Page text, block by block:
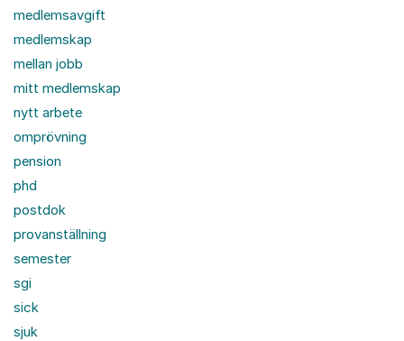
medlemsavgift
medlemskap
mellan jobb
mitt medlemskap
nytt arbete
omprövning
pension
phd
postdok
provanställning
semester
sgi
sick
sjuk